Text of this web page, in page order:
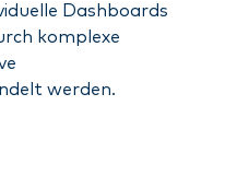
Dashboards
komplexe
werden.